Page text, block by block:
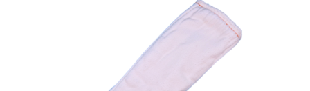
peuvent
être
choisies
la
page